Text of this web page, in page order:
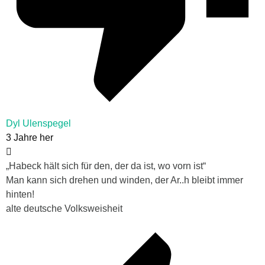
Dyl Ulenspegel
3 Jahre her
„Habeck hält sich für den, der da ist, wo vorn ist“
Man kann sich drehen und winden, der Ar..h bleibt immer
hinten!
alte deutsche Volksweisheit